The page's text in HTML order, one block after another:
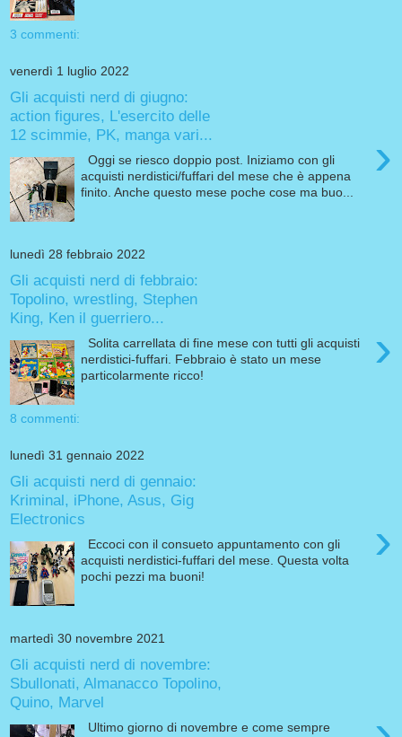
3 commenti:
venerdì 1 luglio 2022
Gli acquisti nerd di giugno:
action figures, L'esercito delle
12 scimmie, PK, manga vari...
›
Oggi se riesco doppio post. Iniziamo con gli
acquisti nerdistici/fuffari del mese che è appena
finito. Anche questo mese poche cose ma buo...
lunedì 28 febbraio 2022
Gli acquisti nerd di febbraio:
Topolino, wrestling, Stephen
King, Ken il guerriero...
›
Solita carrellata di fine mese con tutti gli acquisti
nerdistici-fuffari. Febbraio è stato un mese
particolarmente ricco!
8 commenti:
lunedì 31 gennaio 2022
Gli acquisti nerd di gennaio:
Kriminal, iPhone, Asus, Gig
Electronics
›
Eccoci con il consueto appuntamento con gli
acquisti nerdistici-fuffari del mese. Questa volta
pochi pezzi ma buoni!
martedì 30 novembre 2021
Gli acquisti nerd di novembre:
Sbullonati, Almanacco Topolino,
Quino, Marvel
Ultimo giorno di novembre e come sempre